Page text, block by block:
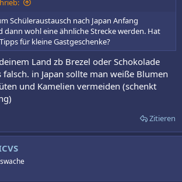
Schüleraustausch nach Japan Anfang
dann wohl eine ähnliche Strecke werden. Hat
für kleine Gastgeschenke?
Land zb Brezel oder Schokolade
in Japan sollte man weiße Blumen
und Kamelien vermeiden (schenkt
Zitieren